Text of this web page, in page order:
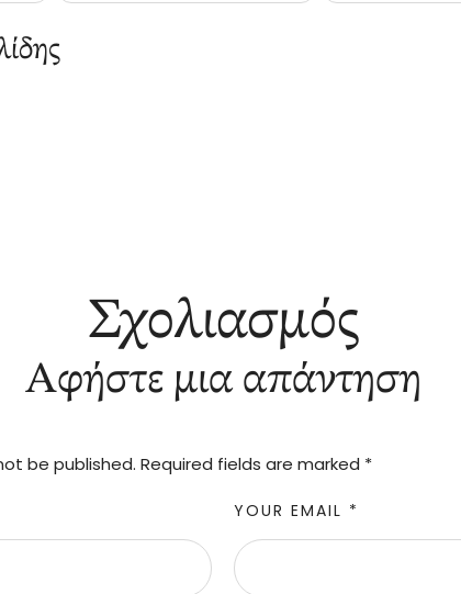
Σχολιασμός
Αφήστε μια απάντηση
be published. Required fields are marked *
YOUR EMAIL *